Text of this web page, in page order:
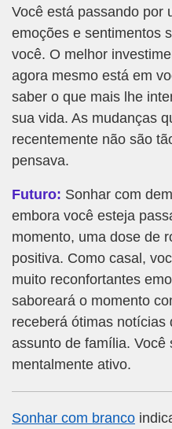
Você está passando por
emoções e sentimentos
você. O melhor
agora mesmo está em
saber o que mais lhe
sua vida. As mudanças
recentemente não são
pensava.
Futuro: Sonhar com
embora você esteja
momento, uma dose de
positiva. Como casal,
muito reconfortantes
saboreará o momento
receberá ótimas notícias
assunto de família. Você
mentalmente ativo.
Sonhar com branco